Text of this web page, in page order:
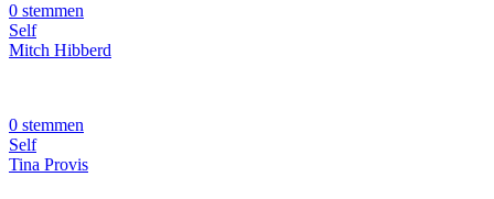
0 stemmen
Self
Mitch Hibberd
0 stemmen
Self
Tina Provis